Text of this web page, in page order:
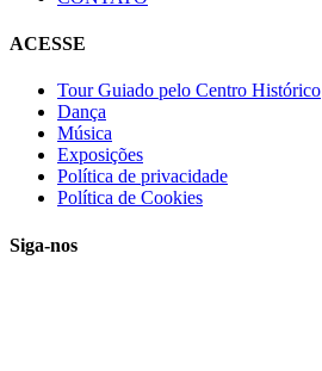
ACESSE
Tour Guiado pelo Centro Histórico
Dança
Música
Exposições
Política de privacidade
Política de Cookies
Siga-nos